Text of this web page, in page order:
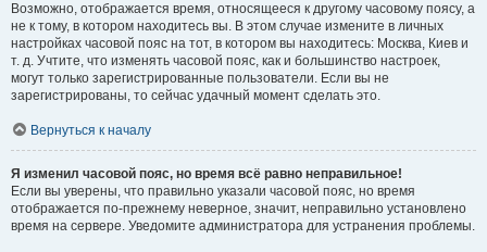
Возможно, отображается время, относящееся к другому часовому поясу, а
не к тому, в котором находитесь вы. В этом случае измените в личных
настройках часовой пояс на тот, в котором вы находитесь: Москва, Киев и
т. д. Учтите, что изменять часовой пояс, как и большинство настроек,
могут только зарегистрированные пользователи. Если вы не
зарегистрированы, то сейчас удачный момент сделать это.
Вернуться к началу
Я изменил часовой пояс, но время всё равно неправильное!
Если вы уверены, что правильно указали часовой пояс, но время
отображается по-прежнему неверное, значит, неправильно установлено
время на сервере. Уведомите администратора для устранения проблемы.